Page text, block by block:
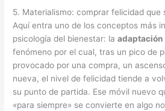
5. Materialismo: comprar felicidad que
Aquí entra uno de los conceptos más
psicología del bienestar: laadaptación
fenómeno por el cual, tras un pico de
provocado por una compra, un
nueva, el nivel de felicidad tiende a
su punto de partida. Ese móvil nuevo
«para siempre» se convierte en algo